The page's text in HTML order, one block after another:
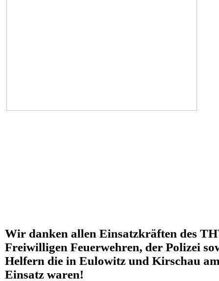
Wir danken allen Einsatzkräften des
Freiwilligen Feuerwehren, der Polizei
Helfern die in Eulowitz und Kirschau
Einsatz waren!